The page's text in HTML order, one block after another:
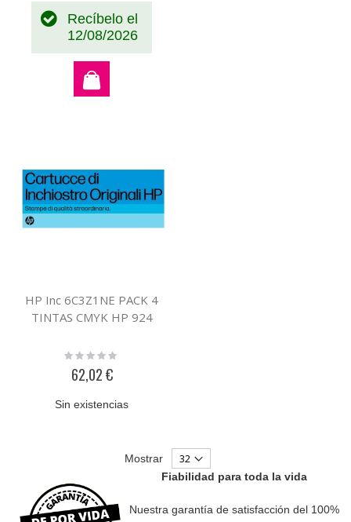
Recíbelo el
12/08/2026
HP Inc 6C3Z1NE PACK 4
TINTAS CMYK HP 924
Rating:
62,02 €
Sin existencias
Mostrar
Fiabilidad para toda la vida
Nuestra garantía de satisfacción del 100%